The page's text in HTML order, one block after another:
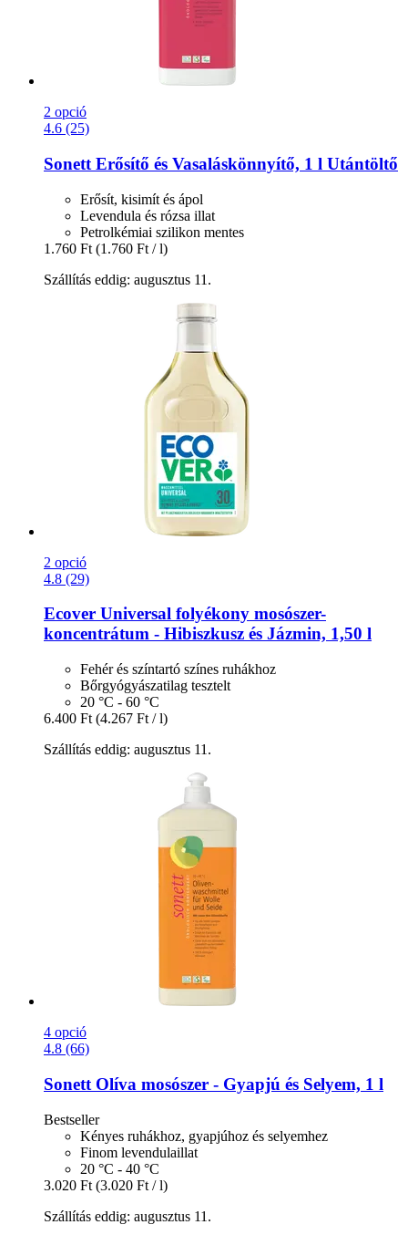
2 opció
4.6 (25)
Sonett Erősítő és Vasaláskönnyítő, 1 l Utántöltő
Erősít, kisimít és ápol
Levendula és rózsa illat
Petrolkémiai szilikon mentes
1.760 Ft (1.760 Ft / l)
Szállítás eddig: augusztus 11.
2 opció
4.8 (29)
Ecover Universal folyékony mosószer-​
koncentrátum -​ Hibiszkusz és Jázmin, 1,50 l
Fehér és színtartó színes ruhákhoz
Bőrgyógyászatilag tesztelt
20 °C - 60 °C
6.400 Ft (4.267 Ft / l)
Szállítás eddig: augusztus 11.
4 opció
4.8 (66)
Sonett Olíva mosószer -​ Gyapjú és Selyem, 1 l
Bestseller
Kényes ruhákhoz, gyapjúhoz és selyemhez
Finom levendulaillat
20 °C - 40 °C
3.020 Ft (3.020 Ft / l)
Szállítás eddig: augusztus 11.